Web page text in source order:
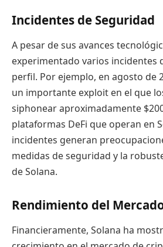
Incidentes de Seguridad
A pesar de sus avances
experimentado varios incidentes
perfil. Por ejemplo, en agosto de
un importante exploit en el que
siphonear aproximadamente
plataformas DeFi que operan en
incidentes generan
medidas de seguridad y la
de Solana.
Rendimiento del
Financieramente, Solana ha